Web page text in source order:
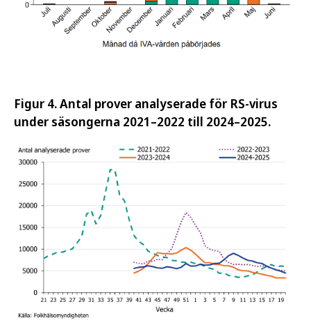
Figur 4. Antal prover analyserade för RS-virus
under säsongerna 2021–2022 till 2024–2025.